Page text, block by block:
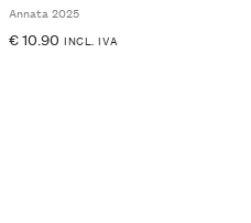
Annata 2025
€10.90 INCL. IVA